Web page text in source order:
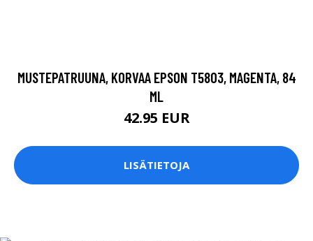
MUSTEPATRUUNA, KORVAA EPSON T5803, MAGENTA, 84
ML
42.95 EUR
LISÄTIETOJA